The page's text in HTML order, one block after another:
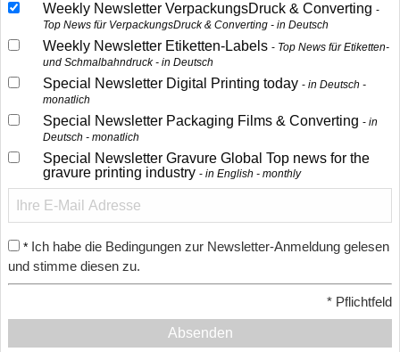
Weekly Newsletter VerpackungsDruck & Converting
Top News für VerpackungsDruck & Converting - in Deutsch
Weekly Newsletter Etiketten-Labels
Top News für Etiketten-
und Schmalbahndruck - in Deutsch
Special Newsletter Digital Printing today
in Deutsch -
monatlich
Special Newsletter Packaging Films & Converting
in
Deutsch - monatlich
Special Newsletter Gravure Global Top news for the
gravure printing industry
in English - monthly
* Ich habe die Bedingungen zur Newsletter-Anmeldung gelesen
und stimme diesen zu.
* Pflichtfeld
Absenden